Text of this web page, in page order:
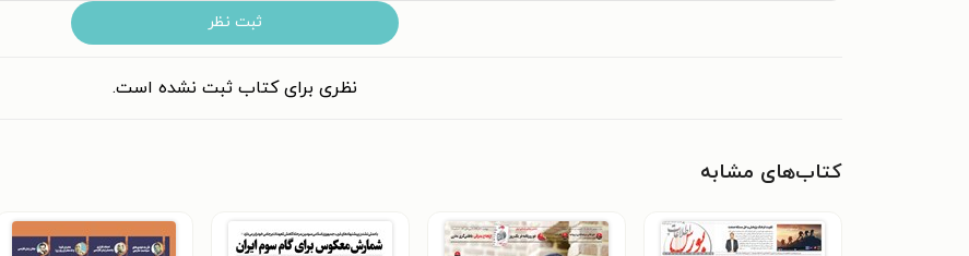
ثبت نظر
نظری برای کتاب ثبت نشده است.
کتاب‌های مشابه